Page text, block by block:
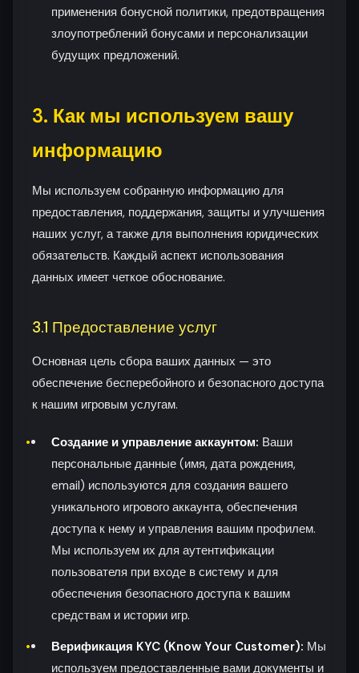
применения бонусной политики, предотвращения
злоупотреблений бонусами и персонализации
будущих предложений.
3. Как мы используем вашу
информацию
Мы используем собранную информацию для
предоставления, поддержания, защиты и улучшения
наших услуг, а также для выполнения юридических
обязательств. Каждый аспект использования
данных имеет четкое обоснование.
3.1 Предоставление услуг
Основная цель сбора ваших данных — это
обеспечение бесперебойного и безопасного доступа
к нашим игровым услугам.
Создание и управление аккаунтом: Ваши
персональные данные (имя, дата рождения,
email) используются для создания вашего
уникального игрового аккаунта, обеспечения
доступа к нему и управления вашим профилем.
Мы используем их для аутентификации
пользователя при входе в систему и для
обеспечения безопасного доступа к вашим
средствам и истории игр.
Верификация KYC (Know Your Customer): Мы
используем предоставленные вами документы и